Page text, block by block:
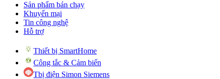
Sản phẩm bán chạy
Khuyến mại
Tin công nghệ
Hỗ trợ
Thiết bị SmartHome
Công tắc & Cảm biến
Tbị điện Simon Siemens